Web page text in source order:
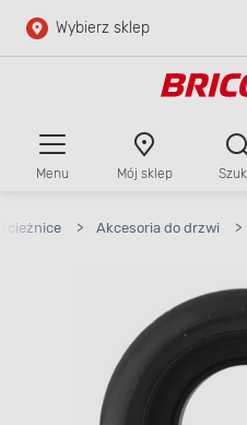
Przejdź do głównej
Wybierz sklep
Menu Mój sklep
> Akcesoria do drzwi >